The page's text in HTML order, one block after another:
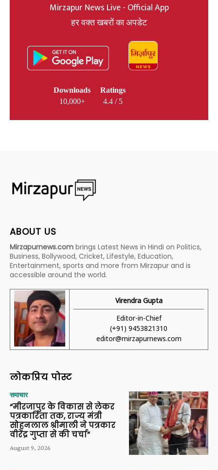
Mirzapur News Live - Official App
हर वक्त खबरों का अपडेट
Downloads
10,000+
Ratings
4.4 / 5
ABOUT US
Mirzapurnews.com brings Latest News in Hindi on Politics,
Business, Bollywood, Cricket, Lifestyle, Education,
Entertainment, sports and more from Mirzapur and is
accessible around the world.
Virendra Gupta
Editor-in-Chief
(+91) 9453821310
editor@mirzapurnews.com
लोकप्रिय पोस्ट
समाचार
“मीरजापुर के विकास से लेकर
पत्रकारिता तक, राज्य मंत्री
सोहनलाल श्रीमाली ने पत्रकार
वीरेंद्र गुप्ता से की चर्चा”
August 9, 2026